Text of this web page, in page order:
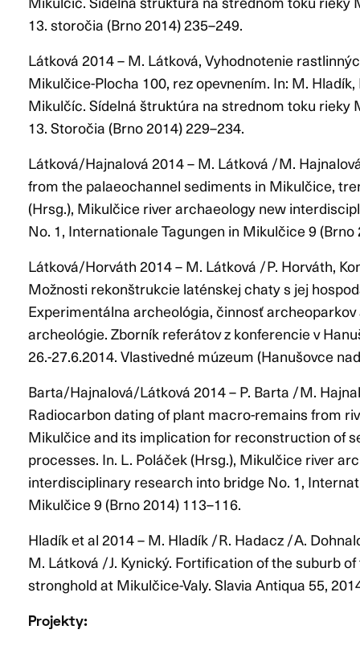
13. storočia (Brno 2014) 235–249.
Látková 2014 – M. Látková, Vyhodnotenie
Mikulčice-Plocha 100, rez opevnením. In: M.
Mikulčíc. Sídelná štruktúra na strednom toku rieky
13. Storočia (Brno 2014) 229–234.
Látková/Hajnalová 2014 – M. Látková / M.
from the palaeochannel sediments in Mikulčice,
(Hrsg.), Mikulčice river archaeology new
No. 1, Internationale Tagungen in Mikulčice 9 (Brno
Látková/Horváth 2014 – M. Látková / P. Horváth,
Možnosti rekonštrukcie laténskej chaty s jej
Experimentálna archeológia, činnosť
archeológie. Zborník referátov z konferencie v
26.-27.6.2014. Vlastivedné múzeum (Hanušovce
Barta/Hajnalová/Látková 2014 – P. Barta / M.
Radiocarbon dating of plant macro-remains from
Mikulčice and its implication for reconstruction of
processes. In. L. Poláček (Hrsg.), Mikulčice river
interdisciplinary research into bridge No. 1,
Mikulčice 9 (Brno 2014) 113–116.
Hladík et al 2014 – M. Hladík / R. Hadacz / A.
M. Látková / J. Kynický. Fortification of the suburb
stronghold at Mikulčice-Valy. Slavia Antiqua 55,
Projekty: